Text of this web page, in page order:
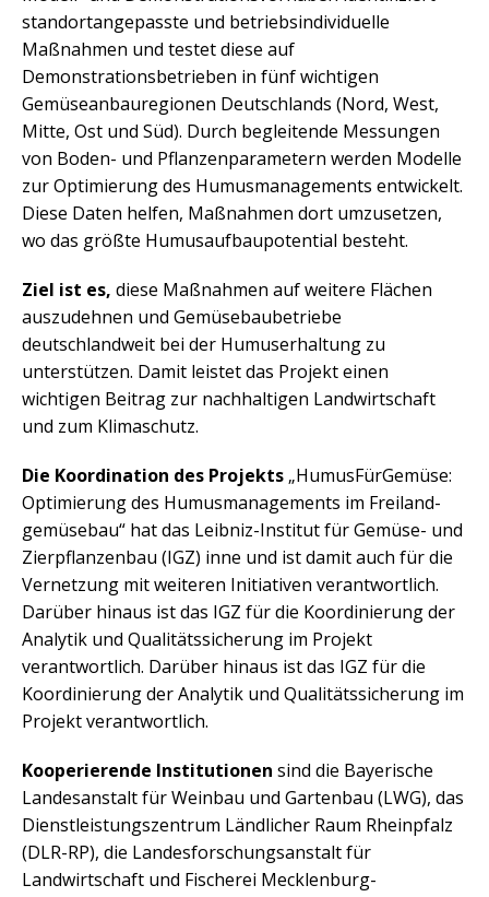
standortangepasste und betriebsindividuelle
Maßnahmen und testet diese auf
Demonstrationsbetrieben in fünf wichtigen
Gemüseanbauregionen Deutschlands (Nord, West,
Mitte, Ost und Süd). Durch begleitende Messungen
von Boden- und Pflanzenparametern werden Modelle
zur Optimierung des Humusmanagements entwickelt.
Diese Daten helfen, Maßnahmen dort umzusetzen,
wo das größte Humusaufbaupotential besteht.
Ziel ist es, diese Maßnahmen auf weitere Flächen
auszudehnen und Gemüsebaubetriebe
deutschlandweit bei der Humuserhaltung zu
unterstützen. Damit leistet das Projekt einen
wichtigen Beitrag zur nachhaltigen Landwirtschaft
und zum Klimaschutz.
Die Koordination des Projekts „HumusFürGemüse:
Optimierung des Humusmanagements im Freiland-
gemüsebau“ hat das Leibniz-Institut für Gemüse- und
Zierpflanzenbau (IGZ) inne und ist damit auch für die
Vernetzung mit weiteren Initiativen verantwortlich.
Darüber hinaus ist das IGZ für die Koordinierung der
Analytik und Qualitätssicherung im Projekt
verantwortlich. Darüber hinaus ist das IGZ für die
Koordinierung der Analytik und Qualitätssicherung im
Projekt verantwortlich.
Kooperierende Institutionen sind die Bayerische
Landesanstalt für Weinbau und Gartenbau (LWG), das
Dienstleistungszentrum Ländlicher Raum Rheinpfalz
(DLR-RP), die Landesforschungsanstalt für
Landwirtschaft und Fischerei Mecklenburg-